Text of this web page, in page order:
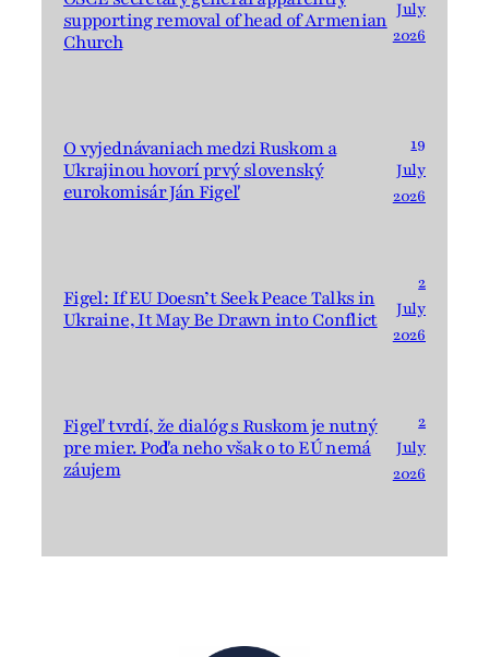
supporting removal of head of Armenian
Church
July
2026
O vyjednávaniach medzi Ruskom a
Ukrajinou hovorí prvý slovenský
eurokomisár Ján Figeľ
19
July
2026
Figel: If EU Doesn’t Seek Peace Talks in
Ukraine, It May Be Drawn into Conflict
2
July
2026
Figeľ tvrdí, že dialóg s Ruskom je nutný
pre mier. Podľa neho však o to EÚ nemá
záujem
2
July
2026